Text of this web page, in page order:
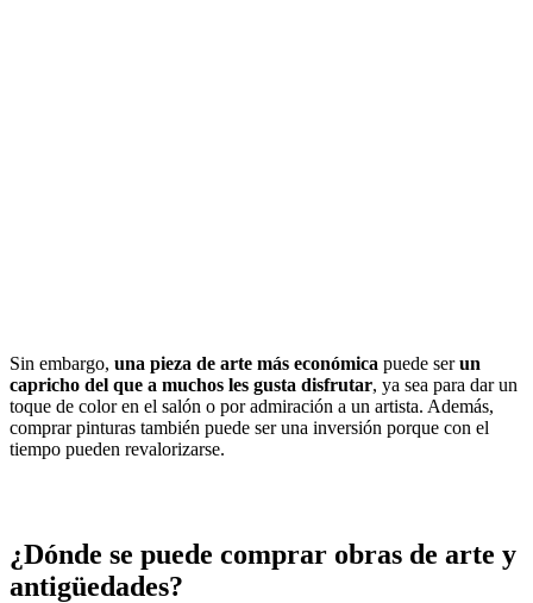
Sin embargo, una pieza de arte más económica puede serun
capricho del que a muchos les gusta disfrutar, ya sea para dar un
toque de color en el salón o por admiración a un artista. Además,
comprar pinturas también puede ser una inversión porque con el
tiempo pueden revalorizarse.
¿Dónde se puede comprar obras de arte y
antigüedades?